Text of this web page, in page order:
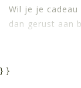
Wil je je
dan gerust aan
} }